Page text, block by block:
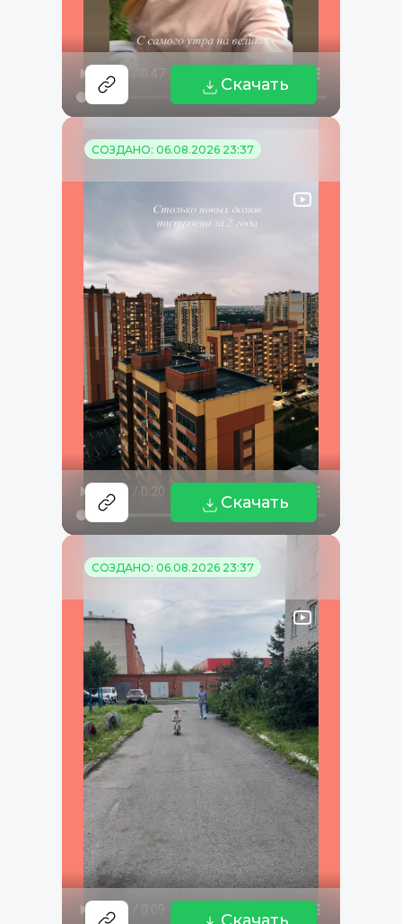
Скачать
СОЗДАНО: 06.08.2026 23:37
Скачать
СОЗДАНО: 06.08.2026 23:37